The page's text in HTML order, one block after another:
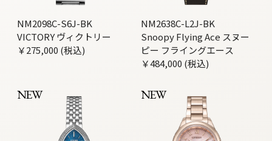
NM2098C-S6J-BK
VICTORY ヴィクトリー
￥275,000 (税込)
NM2638C-L2J-BK
Snoopy Flying Ace スヌー
ピー フライングエース
￥484,000 (税込)
NEW NEW